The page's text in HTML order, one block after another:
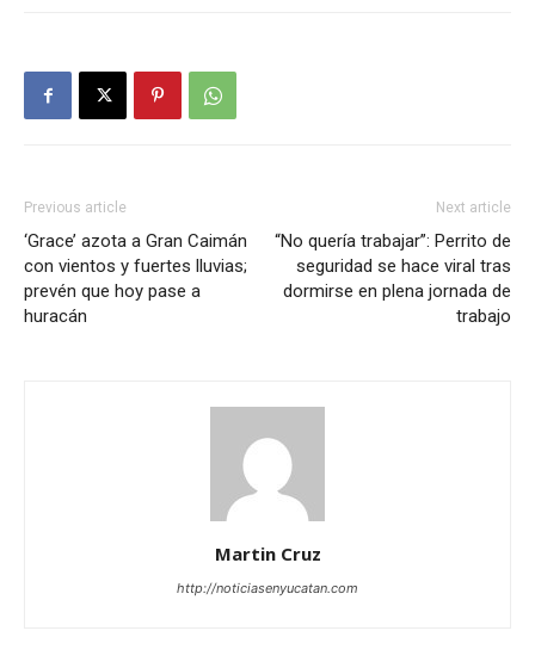
Previous article
‘Grace’ azota a Gran Caimán
con vientos y fuertes lluvias;
prevén que hoy pase a
huracán
Next article
“No quería trabajar”: Perrito de
seguridad se hace viral tras
dormirse en plena jornada de
trabajo
Martin Cruz
http://noticiasenyucatan.com